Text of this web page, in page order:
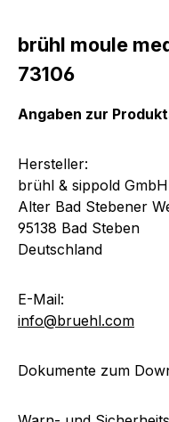
brühl moule
73106
Angaben zur
Hersteller:
brühl & sippold GmbH
Alter Bad Stebener
95138 Bad Steben
Deutschland
E-Mail:
info@bruehl.com
Dokumente zum